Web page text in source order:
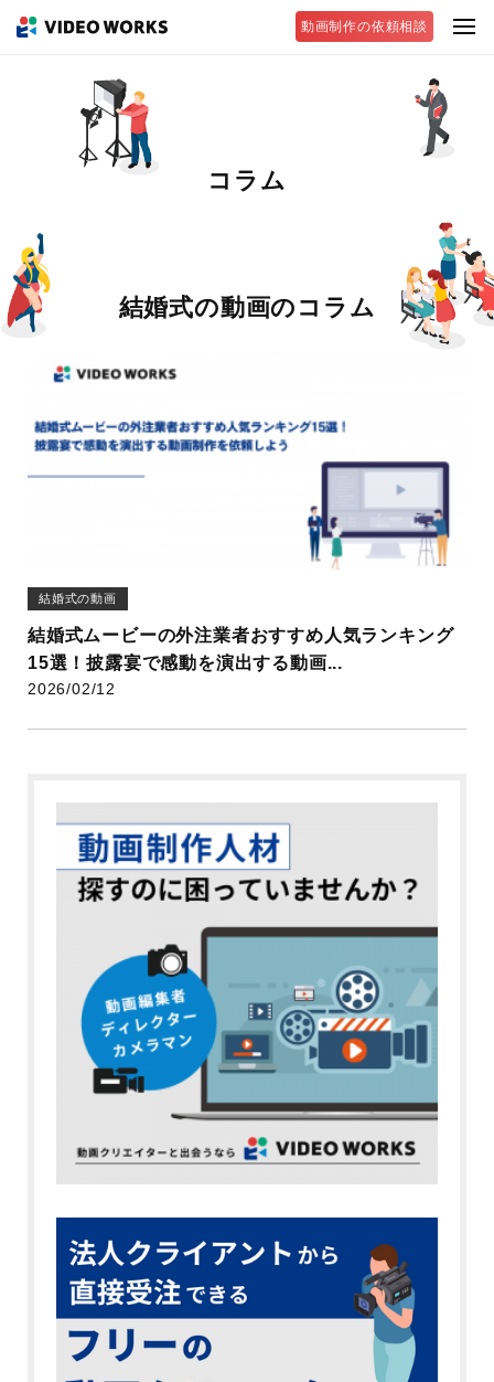
動画制作の依頼相談
コラム
結婚式の動画のコラム
結婚式の動画
結婚式ムービーの外注業者おすすめ人気ランキング
15選！披露宴で感動を演出する動画...
2026/02/12